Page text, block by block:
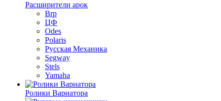
Расширители арок
Brp
ЦФ
Odes
Polaris
Русская Механика
Segway
Stels
Yamaha
Ролики Вариатора